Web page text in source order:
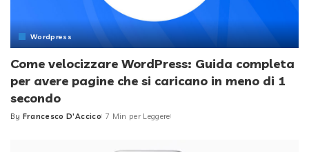
Wordpress
Come velocizzare WordPress: Guida completa
per avere pagine che si caricano in meno di 1
secondo
Posted
By Francesco D'Accico 7 Min per Leggere